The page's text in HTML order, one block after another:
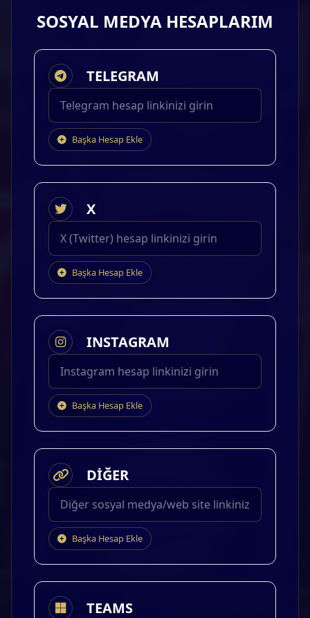
SOSYAL MEDYA HESAPLARIM
TELEGRAM
Başka Hesap Ekle
X
Başka Hesap Ekle
INSTAGRAM
Başka Hesap Ekle
DİĞER
Başka Hesap Ekle
TEAMS